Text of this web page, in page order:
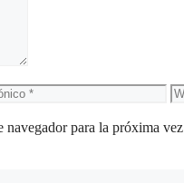
para la próxima